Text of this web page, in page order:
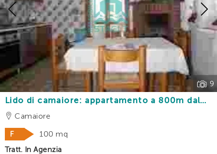
9
Previous
Lido di camaiore: appartamento a 800m dal
Camaiore
F
100 mq
Tratt. In Agenzia